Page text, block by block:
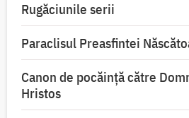
Rugăciunile serii
Paraclisul Preasfintei
Canon de pocăință către
Hristos